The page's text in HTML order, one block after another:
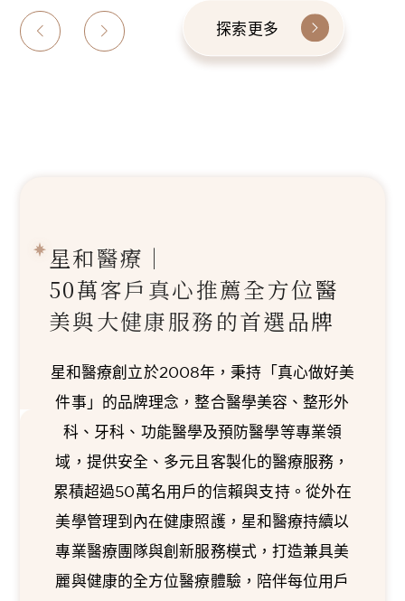
探索更多
星和醫療｜
50萬客戶真心推薦全方位醫
美與大健康服務的首選品牌
星和醫療創立於2008年，秉持「真心做好美
件事」的品牌理念，整合醫學美容、整形外
科、牙科、功能醫學及預防醫學等專業領
域，提供安全、多元且客製化的醫療服務，
累積超過50萬名用戶的信賴與支持。從外在
美學管理到內在健康照護，星和醫療持續以
專業醫療團隊與創新服務模式，打造兼具美
麗與健康的全方位醫療體驗，陪伴每位用戶